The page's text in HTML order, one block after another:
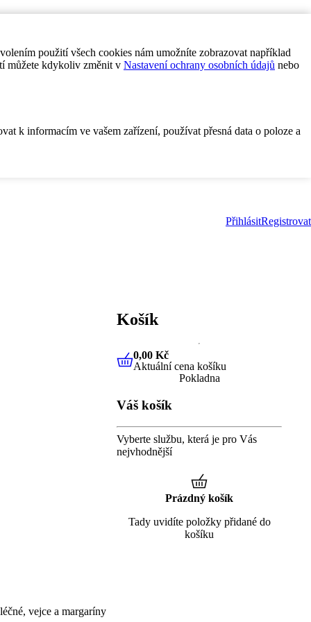
použití všech cookies nám umožníte zobrazovat například
můžete kdykoliv změnit v Nastavení ochrany osobních údajů nebo
k informacím ve vašem zařízení, používat přesná data o poloze a
PřihlásitRegistrovat
vejce a margaríny
Košík
0,00 KčAktuální cena košíku
0,00 Kč
Aktuální cena košíku
Pokladna
Váš košík
Vyberte službu, která je pro Vás
nejvhodnější
Prázdný košík
Tady uvidíte položky přidané do
košíku